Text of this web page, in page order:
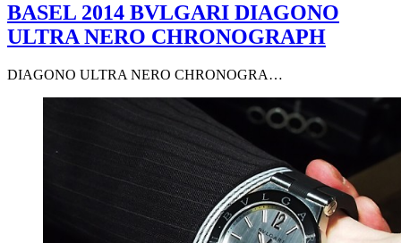
BASEL 2014 BVLGARI DIAGONO
ULTRA NERO CHRONOGRAPH
DIAGONO ULTRA NERO CHRONOGRA…